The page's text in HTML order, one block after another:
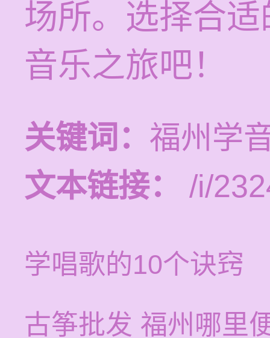
场所。选择合
音乐之旅吧！
关键词： 福州学
文本链接：
/i/
学唱歌的10个诀窍
古筝批发 福州哪里